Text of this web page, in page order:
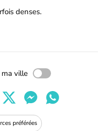
denses.
ma ville
préférées